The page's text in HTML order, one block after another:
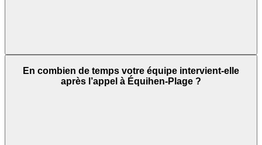
En combien de temps votre équipe intervient-elle
après l’appel à Équihen-Plage ?